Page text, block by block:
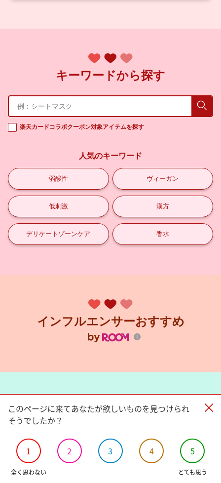
キーワードから探す
検索
楽天カードコラボクーポン対象アイテムを探す
人気のキーワード
弱酸性 ヴィーガン
低刺激 漢方
デリケートゾーンケア 香水
インフルエンサーおすすめ
3,000円(税込)以上購入すると使える
1,000 円OFF
このページに来てあなたが欲しいものを見つけられ
そうでしたか？
1 2 3 4 5
全く思わない とても思う